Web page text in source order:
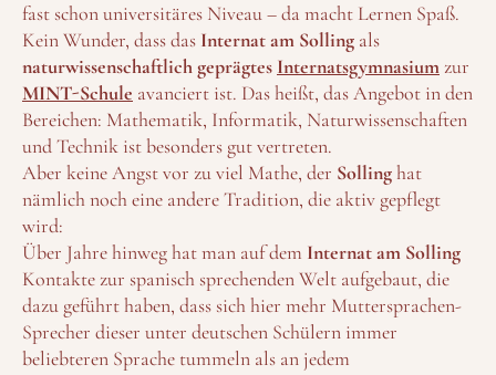
fast schon universitäres Niveau – da macht Lernen Spaß.
Kein Wunder, dass das Internat am Solling als
naturwissenschaftlich geprägtes Internatsgymnasiumzur
MINT-Schule avanciert ist. Das heißt, das Angebot in den
Bereichen: Mathematik, Informatik, Naturwissenschaften
und Technik ist besonders gut vertreten.
Aber keine Angst vor zu viel Mathe, der Sollinghat
nämlich noch eine andere Tradition, die aktiv gepflegt
wird:
Über Jahre hinweg hat man auf dem Internat am Solling
Kontakte zur spanisch sprechenden Welt aufgebaut, die
dazu geführt haben, dass sich hier mehr Muttersprachen-
Sprecher dieser unter deutschen Schülern immer
beliebteren Sprache tummeln als an jedem